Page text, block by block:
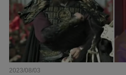
2023/08/03